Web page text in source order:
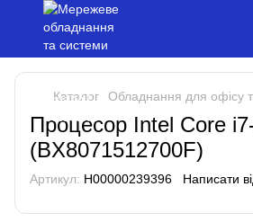
Каталог Обладнання для офісу
Процесор Intel Core
(BX8071512700F)
Артикул: H00000239396 Написати